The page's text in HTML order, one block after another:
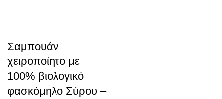
Σαμπουάν
χειροποίητο με
100% βιολογικό
φασκόμηλο Σύρου –